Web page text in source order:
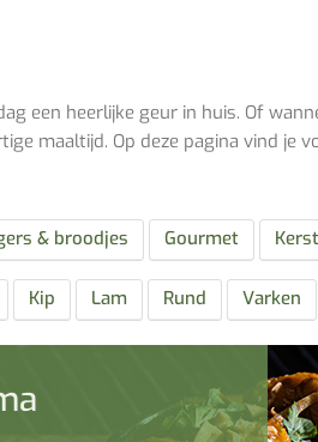
een heerlijke geur in huis. Of
maaltijd. Op deze pagina vind je
& broodjes Gourmet Kerst
Kip Lam Rund Varken